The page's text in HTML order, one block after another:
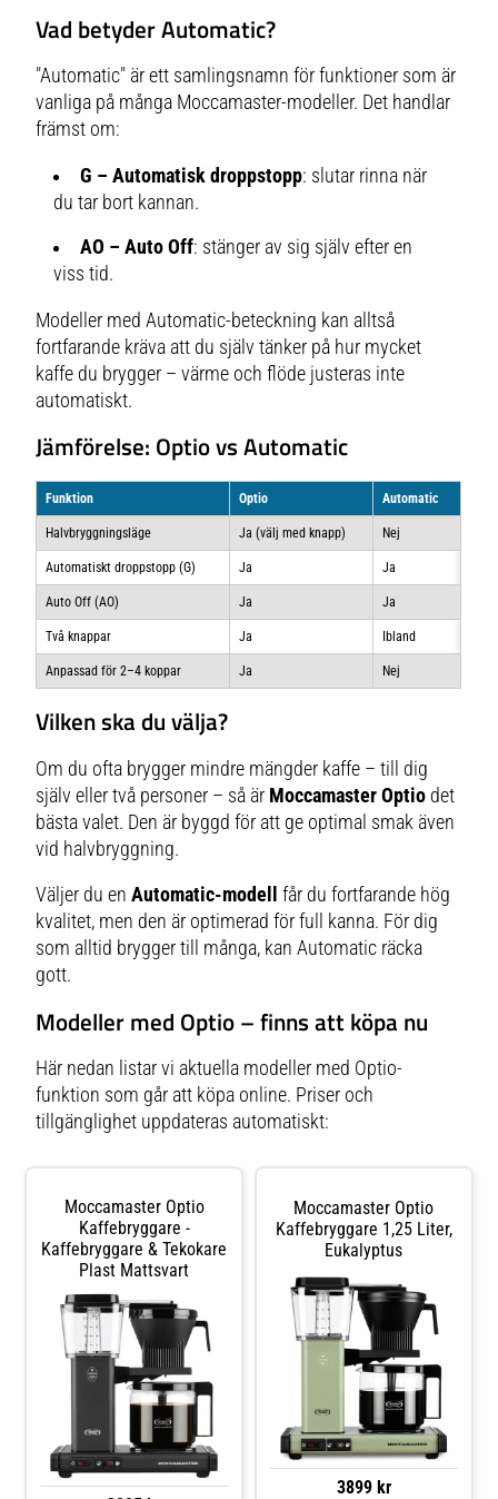
Vad betyder Automatic?
"Automatic" är ett samlingsnamn för funktioner som är
vanliga på många Moccamaster-modeller. Det handlar
främst om:
G – Automatisk droppstopp: slutar rinna när
du tar bort kannan.
AO – Auto Off: stänger av sig själv efter en
viss tid.
Modeller med Automatic-beteckning kan alltså
fortfarande kräva att du själv tänker på hur mycket
kaffe du brygger – värme och flöde justeras inte
automatiskt.
Jämförelse: Optio vs Automatic
Funktion Optio Automatic
Halvbryggningsläge Ja (välj med knapp) Nej
Automatiskt droppstopp (G) Ja Ja
Auto Off (AO) Ja Ja
Två knappar Ja Ibland
Anpassad för 2–4 koppar Ja Nej
Vilken ska du välja?
Om du ofta brygger mindre mängder kaffe – till dig
själv eller två personer – så är Moccamaster Optio det
bästa valet. Den är byggd för att ge optimal smak även
vid halvbryggning.
Väljer du enAutomatic-modell
får du fortfarande hög
kvalitet, men den är optimerad för full kanna. För dig
som alltid brygger till många, kan Automatic räcka
gott.
Modeller med Optio – finns att köpa nu
Här nedan listar vi aktuella modeller med Optio-
funktion som går att köpa online. Priser och
tillgänglighet uppdateras automatiskt:
Moccamaster Optio
Kaffebryggare -
Kaffebryggare & Tekokare
Plast Mattsvart
Moccamaster Optio
Kaffebryggare 1,25 Liter,
Eukalyptus
3899 kr